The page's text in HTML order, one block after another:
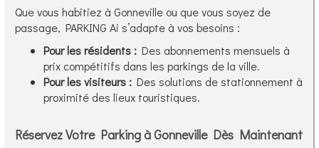
Que vous habitiez à Gonneville ou que vous soyez de
passage, PARKING Ai s’adapte à vos besoins :
Pour les résidents : Des abonnements mensuels à
prix compétitifs dans les parkings de la ville.
Pour les visiteurs : Des solutions de stationnement à
proximité des lieux touristiques.
Réservez Votre Parking à Gonneville Dès Maintenant